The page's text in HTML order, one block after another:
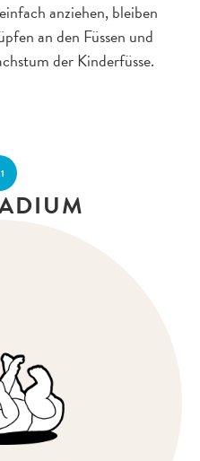
anziehen, bleiben
an den Füssen und
der Kinderfüsse.